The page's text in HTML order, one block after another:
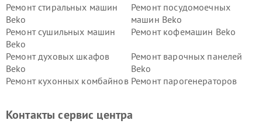
Ремонт стиральных машин
Beko
Ремонт посудомоечных
машин Beko
Ремонт сушильных машин
Beko
Ремонт кофемашин Beko
Ремонт духовых шкафов
Beko
Ремонт варочных панелей
Beko
Ремонт кухонных комбайнов Ремонт парогенераторов
Ремонт холодильников Beko Ремонт морозильных камер
Контакты сервис центра